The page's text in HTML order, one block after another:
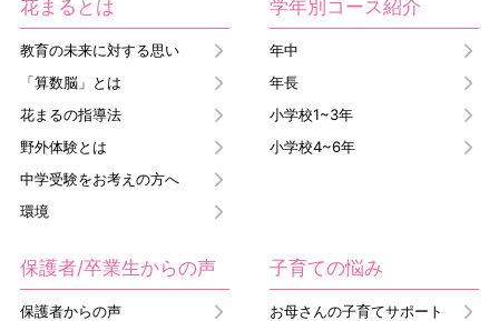
花まるとは
教育の未来に対する思い
「算数脳」とは
花まるの指導法
野外体験とは
中学受験をお考えの方へ
環境
学年別コース紹介
年中
年長
小学校1~3年
小学校4~6年
保護者/卒業生からの声
保護者からの声
子育ての悩み
お母さんの子育てサポート